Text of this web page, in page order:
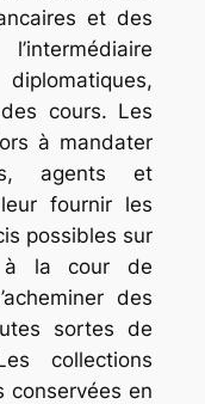
et des
cours. Les
à mandater
agents et
fournir les
possibles sur
à la cour de
des
sortes de
collections
conservées en